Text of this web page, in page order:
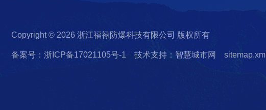
Copyright © 2026 浙江福禄防爆科技有限公司 版权所有
备案号：浙ICP备17021105号-1 技术支持：智慧城市网 sitemap.xml